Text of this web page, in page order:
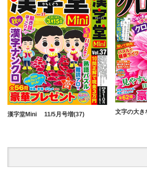
漢字堂Mini 11/5月号増(37) 文字の大